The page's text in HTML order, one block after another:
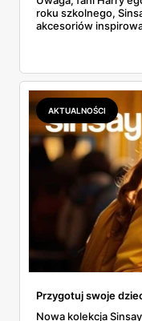
roku szkolnego,
akcesoriów
AKTUALNOŚCI
Przygotuj swoje
Nowa kolekcja